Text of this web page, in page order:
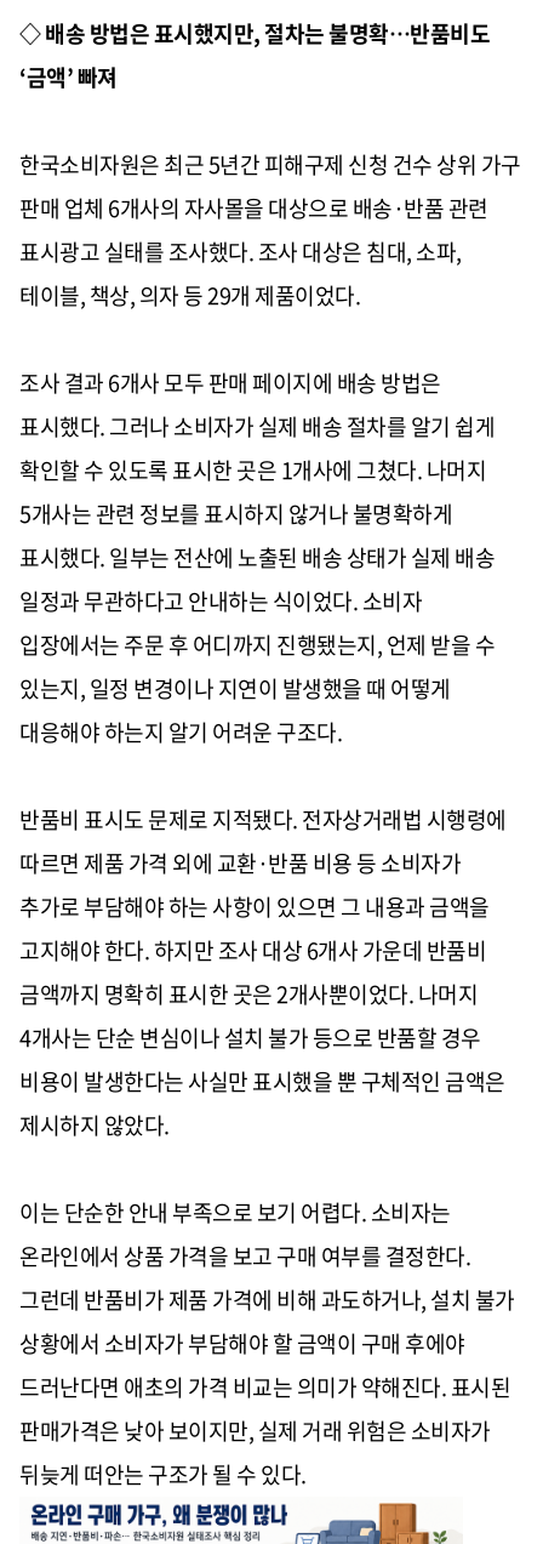
◇ 배송 방법은 표시했지만, 절차는 불명확…반품비도
‘금액’ 빠져
한국소비자원은 최근 5년간 피해구제 신청 건수 상위 가구
판매 업체 6개사의 자사몰을 대상으로 배송·반품 관련
표시광고 실태를 조사했다. 조사 대상은 침대, 소파,
테이블, 책상, 의자 등 29개 제품이었다.
조사 결과 6개사 모두 판매 페이지에 배송 방법은
표시했다. 그러나 소비자가 실제 배송 절차를 알기 쉽게
확인할 수 있도록 표시한 곳은 1개사에 그쳤다. 나머지
5개사는 관련 정보를 표시하지 않거나 불명확하게
표시했다. 일부는 전산에 노출된 배송 상태가 실제 배송
일정과 무관하다고 안내하는 식이었다. 소비자
입장에서는 주문 후 어디까지 진행됐는지, 언제 받을 수
있는지, 일정 변경이나 지연이 발생했을 때 어떻게
대응해야 하는지 알기 어려운 구조다.
반품비 표시도 문제로 지적됐다. 전자상거래법 시행령에
따르면 제품 가격 외에 교환·반품 비용 등 소비자가
추가로 부담해야 하는 사항이 있으면 그 내용과 금액을
고지해야 한다. 하지만 조사 대상 6개사 가운데 반품비
금액까지 명확히 표시한 곳은 2개사뿐이었다. 나머지
4개사는 단순 변심이나 설치 불가 등으로 반품할 경우
비용이 발생한다는 사실만 표시했을 뿐 구체적인 금액은
제시하지 않았다.
이는 단순한 안내 부족으로 보기 어렵다. 소비자는
온라인에서 상품 가격을 보고 구매 여부를 결정한다.
그런데 반품비가 제품 가격에 비해 과도하거나, 설치 불가
상황에서 소비자가 부담해야 할 금액이 구매 후에야
드러난다면 애초의 가격 비교는 의미가 약해진다. 표시된
판매가격은 낮아 보이지만, 실제 거래 위험은 소비자가
뒤늦게 떠안는 구조가 될 수 있다.